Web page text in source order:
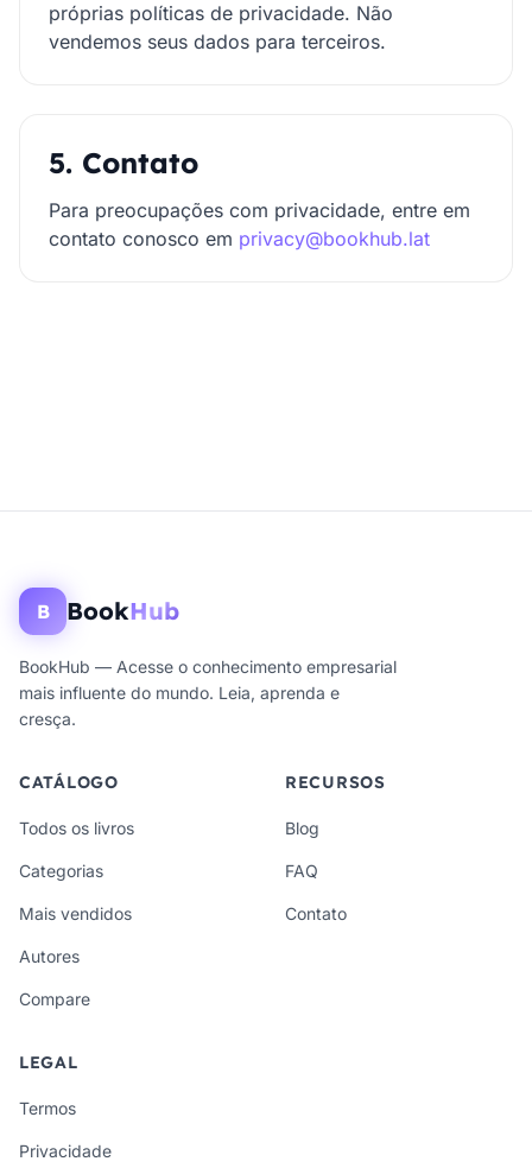
próprias políticas de privacidade. Não
vendemos seus dados para terceiros.
5. Contato
Para preocupações com privacidade, entre em
contato conosco em privacy@bookhub.lat
B BookHub
BookHub — Acesse o conhecimento empresarial
mais influente do mundo. Leia, aprenda e
cresça.
CATÁLOGO
Todos os livros
Categorias
Mais vendidos
Autores
Compare
RECURSOS
Blog
FAQ
Contato
LEGAL
Termos
Privacidade